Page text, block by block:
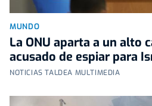
MUNDO
La ONU aparta a un alto
acusado de espiar para
NOTICIAS TALDEA MULTIMEDIA